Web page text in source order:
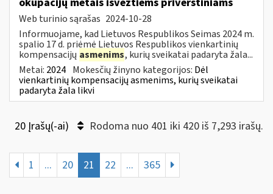
Web turinio sąrašas 2024-10-28
Informuojame, kad Lietuvos Respublikos Seimas 2024 m.
spalio 17 d. priėmė Lietuvos Respublikos vienkartinių
kompensacijų asmenims, kurių sveikatai padaryta žala...
Metai: 2024 Mokesčių žinyno kategorijos: Dėl
vienkartinių kompensacijų asmenims, kurių sveikatai
padaryta žala likvi
20 Įrašų(-ai) Rodoma nuo 401 iki 420 iš 7,293 irašų.
1 ... 20 21 22 ... 365